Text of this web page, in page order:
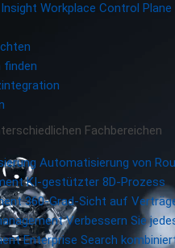
Workplace Control
finden
Fachbereichen
Automatisierung von
KI-gestützter 8D-Prozess
360-Grad-Sicht auf
Verbessern Sie
Enterprise Search